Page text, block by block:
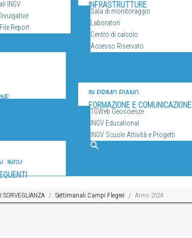
INGV
Report
INFRASTRUTTURE
Sala di monitoraggio
Laboratori
Centro di calcolo
Accesso Riservato
DIVULGAZIONE
IN PRIMO PIANO
FORMAZIONE E COMUNICAZIONE
TGWeb Geoscienze
INGV Educational
INGV Scuole Attività e Progetti
INGV
SORVEGLIANZA Settimanali Campi Flegrei Anno 2024